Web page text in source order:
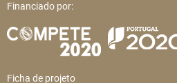
Financiado por:
Ficha de projeto